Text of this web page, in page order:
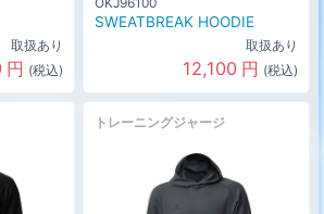
取扱あり
円 (税込)
SWEATBREAK HOODIE
取扱あり
12,100 円 (税込)
トレーニングジャージ